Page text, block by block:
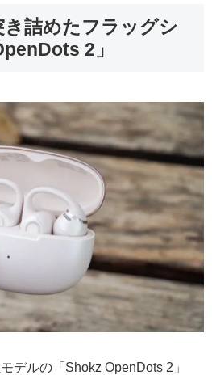
詰めたフラッグシ
2」
デルの「Shokz OpenDots 2」